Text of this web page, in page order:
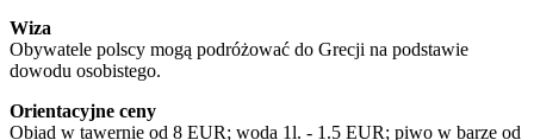
Wiza
Obywatele polscy mogą podróżować do Grecji na podstawie
dowodu osobistego.
Orientacyjne ceny
Obiad w tawernie od 8 EUR; woda 1l. - 1.5 EUR; piwo w barze od